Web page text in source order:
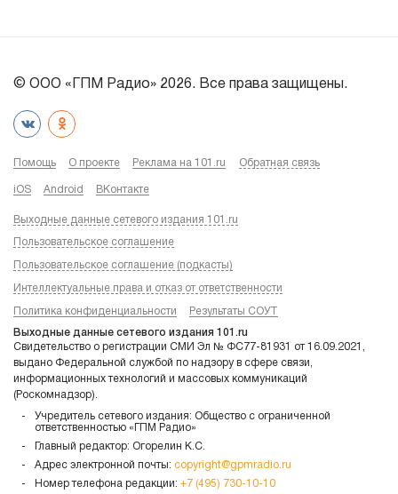
© ООО «ГПМ Радио» 2026. Все права защищены.
Помощь О проекте Реклама на 101.ru Обратная связь
iOS Android ВКонтакте
Выходные данные сетевого издания 101.ru
Пользовательское соглашение
Пользовательское соглашение (подкасты)
Интеллектуальные права и отказ от ответственности
Политика конфиденциальности Результаты СОУТ
Выходные данные сетевого издания 101.ru
Свидетельство о регистрации СМИ Эл № ФС77-81931 от 16.09.2021,
выдано Федеральной службой по надзору в сфере связи,
информационных технологий и массовых коммуникаций
(Роскомнадзор).
Учредитель сетевого издания: Общество с ограниченной
ответственностью «ГПМ Радио»
Главный редактор: Огорелин К.С.
Адрес электронной почты: copyright@gpmradio.ru
Номер телефона редакции: +7 (495) 730-10-10